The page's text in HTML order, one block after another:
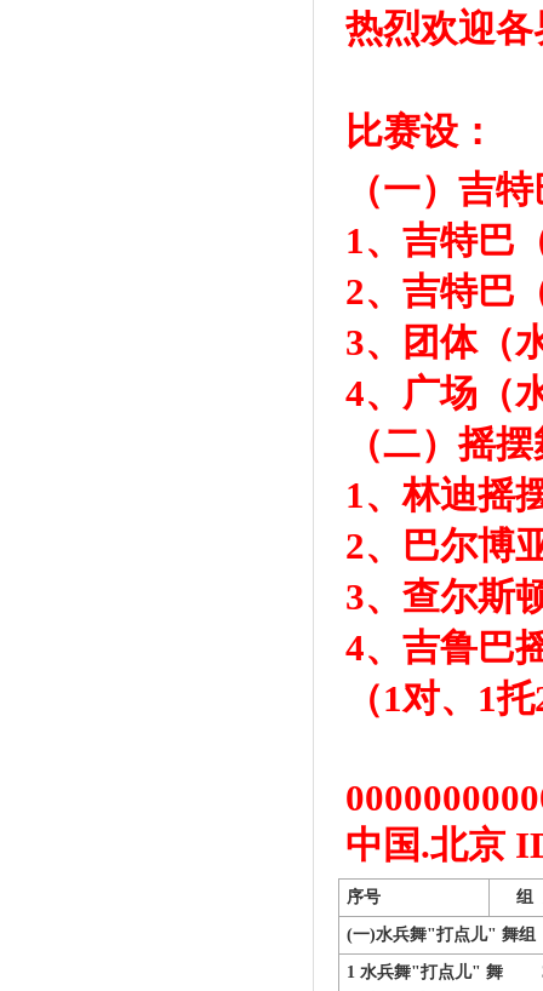
热烈欢迎
比赛设：
（一）吉
1、吉特巴
2、吉特巴
3、团体（
4、广场（
（二）摇
1、林迪摇
2、巴尔博
3、查尔斯
4、吉鲁巴
（1对、1
中国.北京
序号 组
(一)水兵舞"打点儿" 舞组
1 水兵舞"打点儿" 舞